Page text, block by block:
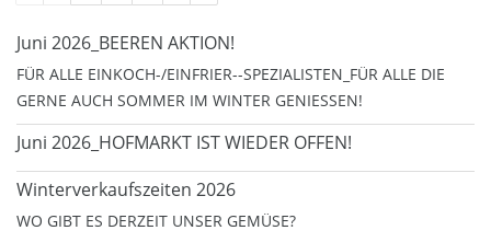
Juni 2026_BEEREN AKTION!
FÜR ALLE EINKOCH-/EINFRIER--SPEZIALISTEN_FÜR ALLE DIE
GERNE AUCH SOMMER IM WINTER GENIESSEN!
Juni 2026_HOFMARKT IST WIEDER OFFEN!
Winterverkaufszeiten 2026
WO GIBT ES DERZEIT UNSER GEMÜSE?